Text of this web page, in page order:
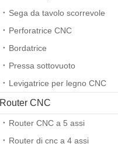
Sega da tavolo scorrevole
Perforatrice CNC
Bordatrice
Pressa sottovuoto
Levigatrice per legno CNC
Router CNC
Router CNC a 5 assi
Router di cnc a 4 assi